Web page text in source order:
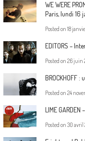
WE WERE
Paris, lundi 16
Posted on 18
EDITORS –
Posted on 26 juin
BROCKHOFF
Posted on 24
LIME
Posted on 30 avril